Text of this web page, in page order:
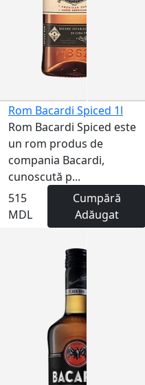
Rom Bacardi Spiced 1l
Rom Bacardi Spiced este
un rom produs de
compania Bacardi,
cunoscută p...
515
MDL
Cumpără
Adăugat